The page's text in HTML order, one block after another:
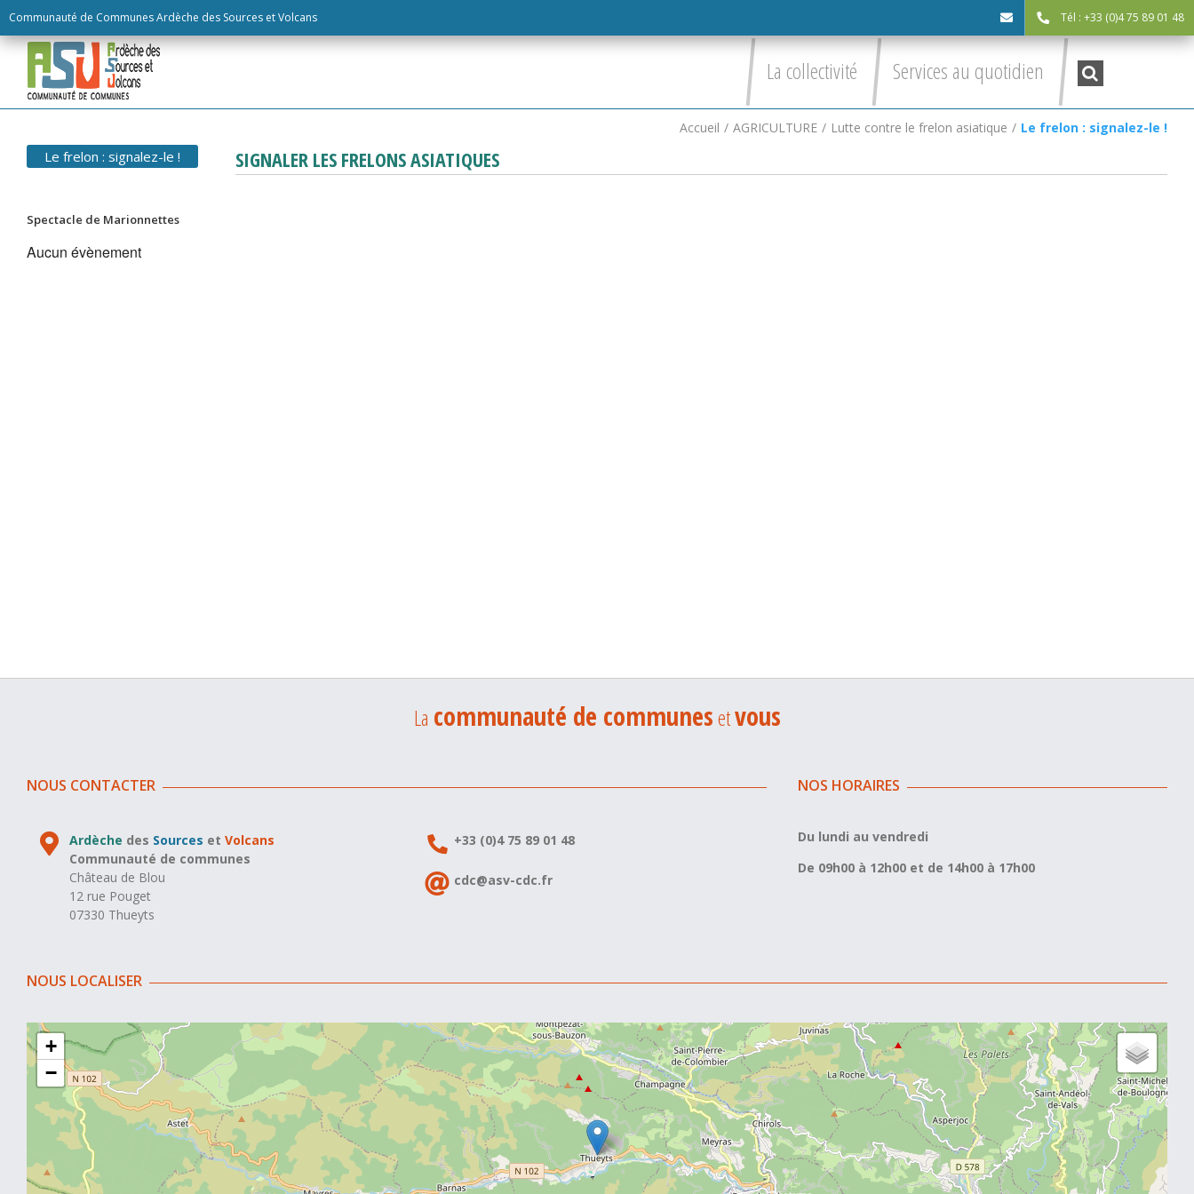
Communauté de Communes Ardèche des Sources et Volcans Tél : +33 (0)4 75 89 01 48
to
content
La collectivité Services au quotidien Recherche
:
Accueil / AGRICULTURE / Lutte contre le frelon asiatique / Le frelon : signalez-le !
SIGNALER LES FRELONS ASIATIQUES
Le frelon : signalez-le !
Spectacle de Marionnettes
Aucun évènement
La communauté de communesetvous
NOUS CONTACTER
Ardèche des Sources etVolcans
Communauté de communes
Château de Blou
12 rue Pouget
07330 Thueyts
+33 (0)4 75 89 01 48
cdc@asv-cdc.fr
NOS HORAIRES
Du lundi au vendredi
De 09h00 à 12h00 et de 14h00 à 17h00
NOUS LOCALISER
+
−